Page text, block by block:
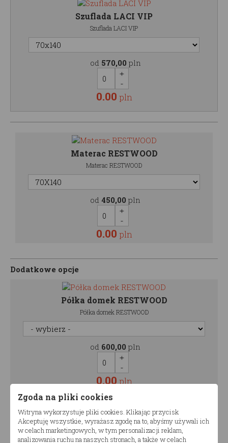
Szuflada LACI VIP
Szuflada LACI VIP
od 570,00 pln
0.00 pln
Materac RESTWOOD
Materac RESTWOOD
od 450,00 pln
0.00 pln
Dodatkowe opcje
Półka domek RESTWOOD
Półka domek RESTWOOD
od 600,00 pln
0.00 pln
Malowanie łóżka piętrowego
Malowanie łóżka piętrowego
Zgoda na pliki cookies
Witryna wykorzystuje pliki cookies. Klikając przycisk
Akceptuję wszystkie, wyrażasz zgodę na to, abyśmy używali ich
w celach marketingowych, w tym personalizacji reklam,
analizowania ruchu na naszych stronach, a także w celach